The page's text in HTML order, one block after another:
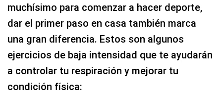
muchísimo para comenzar a hacer deporte,
dar el primer paso en casa también marca
una gran diferencia. Estos son algunos
ejercicios de baja intensidad que te ayudarán
a controlar tu respiración y mejorar tu
condición física: